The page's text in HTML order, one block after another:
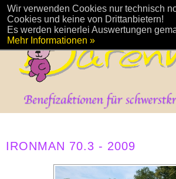
IRONMAN 70.3 - 2009
Wir verwenden Cookies nur technisch
Cookies und keine von Drittanbietern!
Es werden keinerlei Auswertungen
Mehr Informationen »